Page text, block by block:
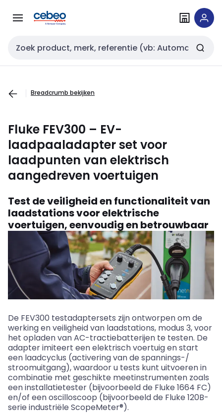
naar
naar
Zoekveld invoer
Breadcrumb bekijken
Fluke FEV300 – EV-
laadpaaladapter set voor
laadpunten van elektrisch
aangedreven voertuigen
Test de veiligheid en functionaliteit van
laadstations voor elektrische
voertuigen, eenvoudig en betrouwbaar
De FEV300 testadaptersets zijn ontworpen om de
werking en veiligheid van laadstations, modus 3, voor
het opladen van AC-tractiebatterijen te testen. De
adapter imiteert een elektrisch voertuig en start
een laadcyclus (activering van de spannings-/
stroomuitgang), waardoor u tests kunt uitvoeren in
combinatie met geschikte meetinstrumenten zoals
een installatietester (bijvoorbeeld de Fluke 1664 FC)
en/of een oscilloscoop (bijvoorbeeld de Fluke 120B-
serie industriële ScopeMeter®).